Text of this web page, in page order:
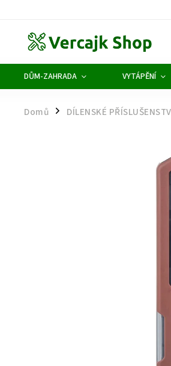
DŮM-ZAHRADA VYTÁPĚNÍ
Domů / DÍLENSKÉ